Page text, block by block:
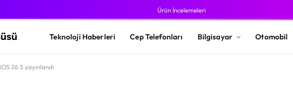
Ürün İncelemeleri
Teknoloji Haberleri Cep Telefonları Bilgisayar Otomobil
iOS 26.5 yayınlandı